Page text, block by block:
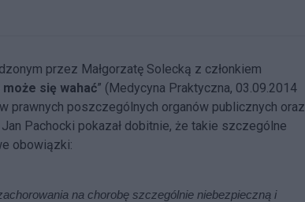
przez Małgorzatę Solecką z członkiem
się wahać” (Medycyna Praktyczna, 03.09.2014
prawnych poszczególnych organów publicznych oraz
Jan Pachocki pokazał dobitnie, że takie szczególne
obowiązki:
na chorobę szczególnie niebezpieczną i